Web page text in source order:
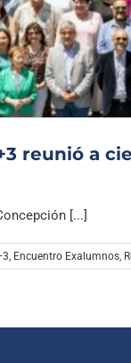
reunió a
[...]
, Encuentro Exalumnos,